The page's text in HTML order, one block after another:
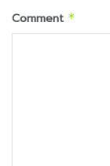
Comment *